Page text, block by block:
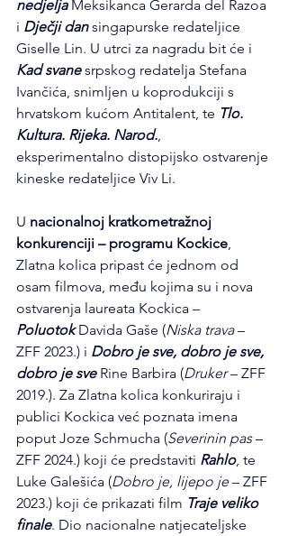
nedjelja Meksikanca Gerarda del Razoa
i Dječji dan singapurske redateljice
Giselle Lin. U utrci za nagradu bit će i
Kad svane srpskog redatelja Stefana
Ivančića, snimljen u koprodukciji s
hrvatskom kućom Antitalent, te Tlo.
Kultura. Rijeka. Narod.,
eksperimentalno distopijsko ostvarenje
kineske redateljice Viv Li.
U nacionalnoj kratkometražnoj
konkurenciji – programu Kockice,
Zlatna kolica pripast će jednom od
osam filmova, među kojima su i nova
ostvarenja laureata Kockica –
Poluotok Davida Gaše (Niska trava –
ZFF 2023.) i Dobro je sve, dobro je sve,
dobro je sve Rine Barbira (Druker – ZFF
2019.). Za Zlatna kolica konkuriraju i
publici Kockica već poznata imena
poput Joze Schmucha (Severinin pas –
ZFF 2024.) koji će predstaviti Rahlo, te
Luke Galešića (Dobro je, lijepo je – ZFF
2023.) koji će prikazati film Traje veliko
finale. Dio nacionalne natjecateljske